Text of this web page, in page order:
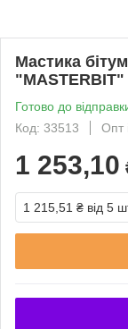
Мастика
"MASTERBIT"
Готово до
Код: 33513
Опт
1 253,10
1 215,51 ₴ від 5